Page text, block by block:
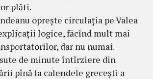
plăti.
oprește circulația pe Valea
logice, făcînd mult mai
dar nu numai.
de minute întîrziere din
pînă la calendele grecești a